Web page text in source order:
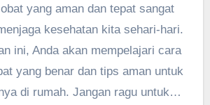
yang aman dan tepat sangat
kesehatan kita sehari-hari.
ini, Anda akan mempelajari cara
yang benar dan tips aman untuk
di rumah. Jangan ragu untuk